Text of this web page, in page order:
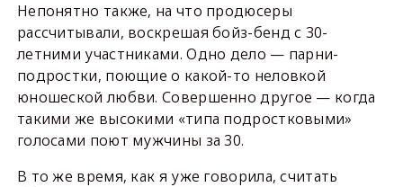
Непонятно также, на что продюсеры
рассчитывали, воскрешая бойз-бенд с 30-
летними участниками. Одно дело — парни-
подростки, поющие о какой-то неловкой
юношеской любви. Совершенно другое — когда
такими же высокими «типа подростковыми»
голосами поют мужчины за 30.
В то же время, как я уже говорила, считать